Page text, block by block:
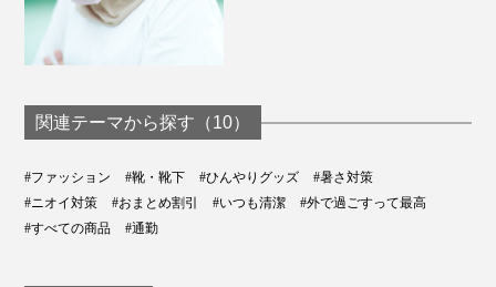
関連テーマから探す（10）
#ファッション #靴・靴下 #ひんやりグッズ
#暑さ対策
#ニオイ対策
#おまとめ割引 #いつも清潔
#外で過ごすって最高
#すべての商品
#通勤